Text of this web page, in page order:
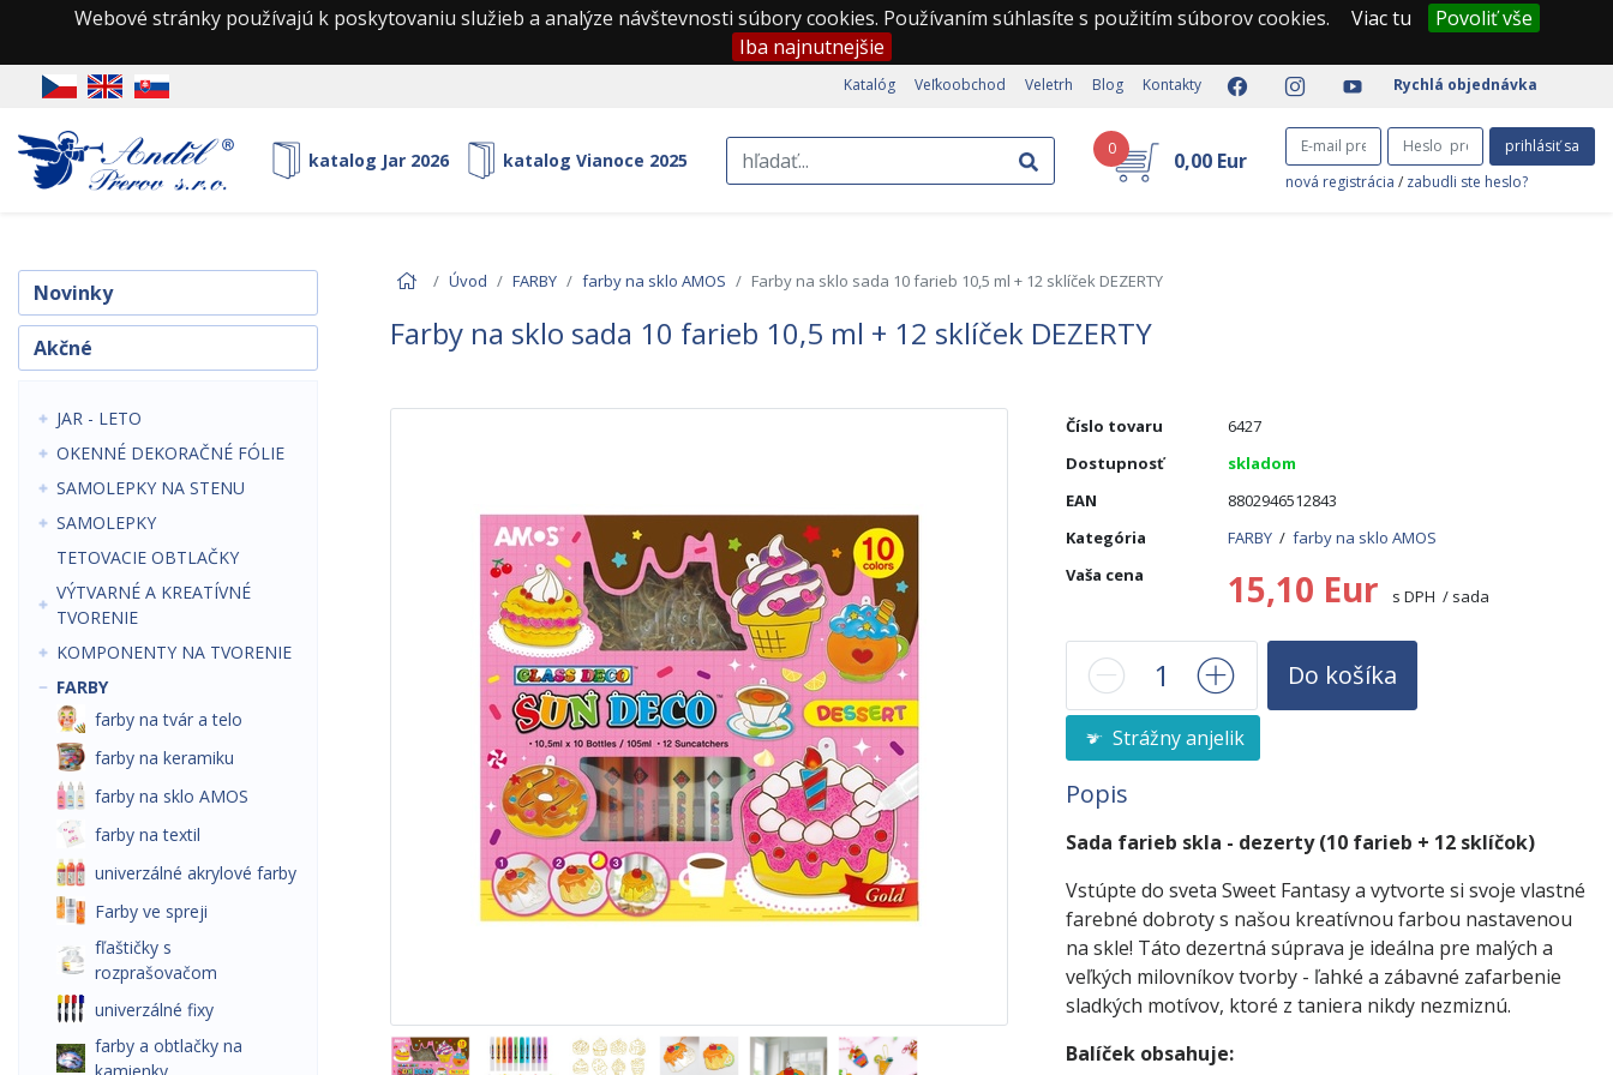
Webové stránky používajú k poskytovaniu služieb a analýze návštevnosti súbory cookies. Používaním súhlasíte s použitím súborov cookies. Viac tu
Povoliť vše
Iba najnutnejšie
Katalóg Veľkoobchod Veletrh Blog Kontakty Rychlá objednávka
katalog Jar 2026 katalog Vianoce 2025
0 0,00 Eur
prihlásiť sa
nová registrácia / zabudli ste heslo?
Novinky
Akčné
JAR - LETO
OKENNÉ DEKORAČNÉ FÓLIE
SAMOLEPKY NA STENU
SAMOLEPKY
TETOVACIE OBTLAČKY
VÝTVARNÉ A KREATÍVNÉ
TVORENIE
KOMPONENTY NA TVORENIE
FARBY
farby na tvár a telo
farby na keramiku
farby na sklo AMOS
farby na textil
univerzálné akrylové farby
Farby ve spreji
fľaštičky s
rozprašovačom
univerzálné fixy
farby a obtlačky na
Úvod FARBY farby na sklo AMOS Farby na sklo sada 10 farieb 10,5 ml + 12 sklíček DEZERTY
Farby na sklo sada 10 farieb 10,5 ml + 12 sklíček DEZERTY
Číslo tovaru
6427
Dostupnosť
skladom
EAN
8802946512843
Kategória
FARBY/ farby na sklo AMOS
Vaša cena
15,10 Eur s DPH / sada
Do košíka
Strážny anjelik
Popis
Sada farieb skla - dezerty (10 farieb + 12 sklíčok)
Vstúpte do sveta Sweet Fantasy a vytvorte si svoje vlastné
farebné dobroty s našou kreatívnou farbou nastavenou
na skle! Táto dezertná súprava je ideálna pre malých a
veľkých milovníkov tvorby - ľahké a zábavné zafarbenie
sladkých motívov, ktoré z taniera nikdy nezmiznú.
Balíček obsahuje: